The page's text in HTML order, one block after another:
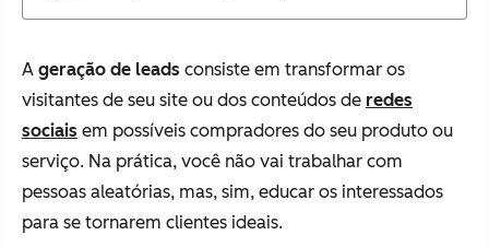
A geração de leads consiste em transformar os
visitantes de seu site ou dos conteúdos de redes
sociais em possíveis compradores do seu produto ou
serviço. Na prática, você não vai trabalhar com
pessoas aleatórias, mas, sim, educar os interessados
para se tornarem clientes ideais.